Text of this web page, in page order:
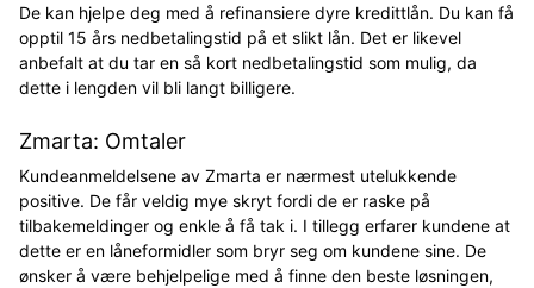
De kan hjelpe deg med å refinansiere dyre kredittlån. Du kan få
opptil 15 års nedbetalingstid på et slikt lån. Det er likevel
anbefalt at du tar en så kort nedbetalingstid som mulig, da
dette i lengden vil bli langt billigere.
Zmarta: Omtaler
Kundeanmeldelsene av Zmarta er nærmest utelukkende
positive. De får veldig mye skryt fordi de er raske på
tilbakemeldinger og enkle å få tak i. I tillegg erfarer kundene at
dette er en låneformidler som bryr seg om kundene sine. De
ønsker å være behjelpelige med å finne den beste løsningen,